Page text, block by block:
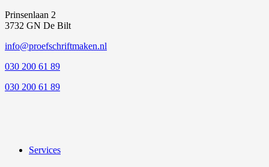
Prinsenlaan 2
3732 GN De Bilt
info@proefschriftmaken.nl
030 200 61 89
030 200 61 89
Services